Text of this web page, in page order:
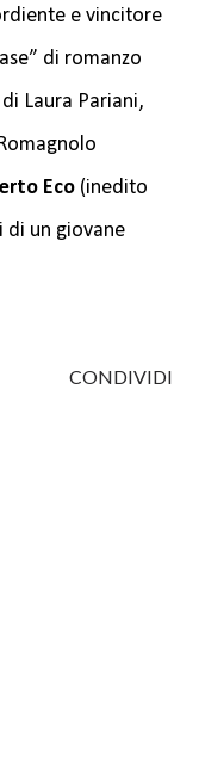
e vincitore
di romanzo
Laura Pariani,
Eco (inedito
di un giovane
CONDIVIDI